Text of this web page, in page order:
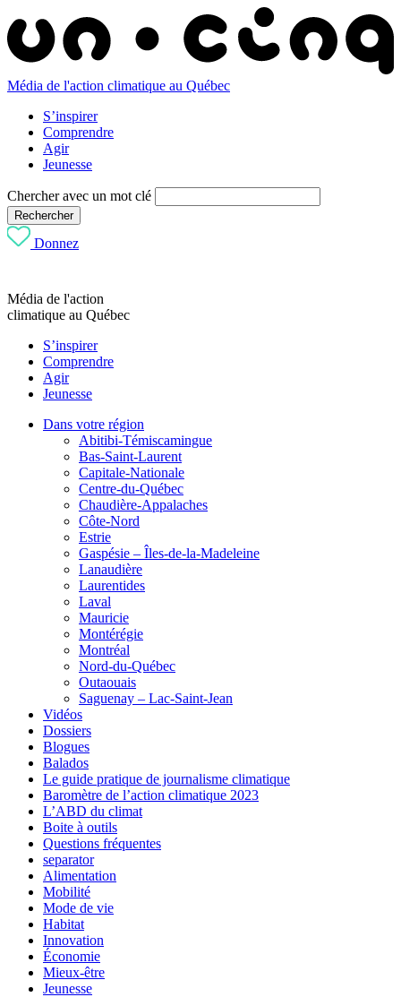
Média de l'action climatique au Québec
S’inspirer
Comprendre
Agir
Jeunesse
Chercher avec un mot clé
Rechercher
Donnez
Média de l'action
climatique au Québec
S’inspirer
Comprendre
Agir
Jeunesse
Dans votre région
Abitibi-Témiscamingue
Bas-Saint-Laurent
Capitale-Nationale
Centre-du-Québec
Chaudière-Appalaches
Côte-Nord
Estrie
Gaspésie – Îles-de-la-Madeleine
Lanaudière
Laurentides
Laval
Mauricie
Montérégie
Montréal
Nord-du-Québec
Outaouais
Saguenay – Lac-Saint-Jean
Vidéos
Dossiers
Blogues
Balados
Le guide pratique de journalisme climatique
Baromètre de l’action climatique 2023
L’ABD du climat
Boite à outils
Questions fréquentes
separator
Alimentation
Mobilité
Mode de vie
Habitat
Innovation
Économie
Mieux-être
Jeunesse